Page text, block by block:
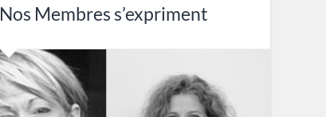
Nos Membres s’expriment